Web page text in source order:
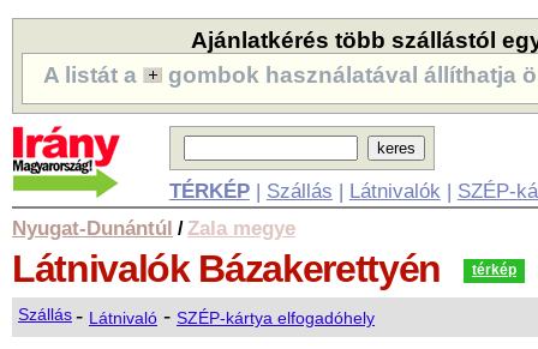
Ajánlatkérés több szállástól
A listát a
gombok használatával állíthatja
TÉRKÉP| Szállás | Látnivalók | SZÉP-
Nyugat-Dunántúl /Zala megye
Látnivalók Bázakerettyén térkép
Szállás- Látnivaló - SZÉP-kártya elfogadóhely